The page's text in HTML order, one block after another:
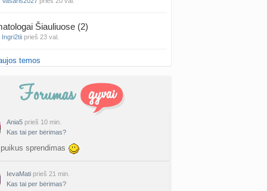
Šiauliuose (2)
Ingri2tii prieš 23 val.
valymas
Šklėrius
mėnesio dvyniai
AgnieskaAdele prieš 1 d.
Jonas
linikea223 prieš 1 d.
temos
Ania5 prieš 10 min.
Kas tai per bėrimas?
sprendimas
IevaMati prieš 21 min.
Kas tai per bėrimas?